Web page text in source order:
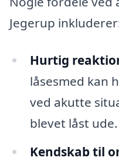
Jegerup
Hurtig
låsesmed kan
ved akutte
blevet låst ude.
Kendskab til